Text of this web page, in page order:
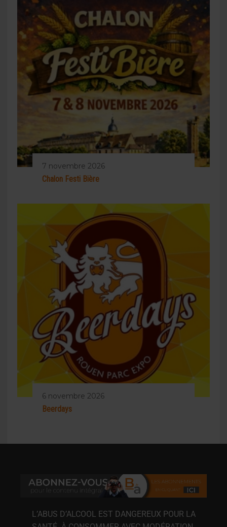
7 novembre 2026
Chalon Festi Bière
6 novembre 2026
Beerdays
L’ABUS D’ALCOOL EST DANGEREUX POUR LA